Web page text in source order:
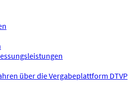
über die Vergabeplattform DTVP